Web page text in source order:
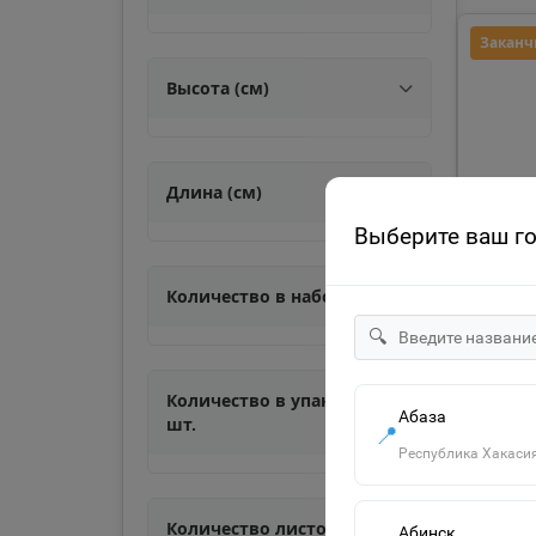
Выберите ваш
🔍
📍
Абаза
Республика
Высота (см)
Длина (см)
Количество в наборе, шт.
Количество в упаковке,
шт.
Количество листов
285